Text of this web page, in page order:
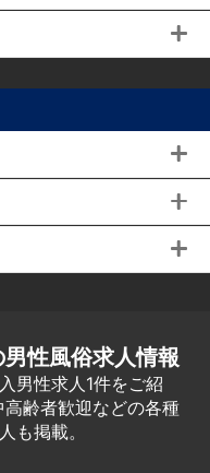
男性風俗求人情報
男性求人1件をご紹
齢者歓迎などの各種
も掲載。